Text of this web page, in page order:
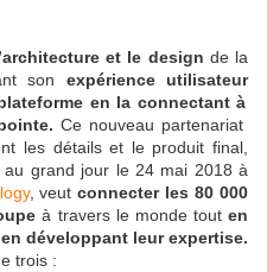
et le design de la
son expérience utilisateur
en la connectant à
Ce nouveau partenariat
les détails et le produit final,
au grand jour le 24 mai 2018 à
, veutconnecter les 80 000
à travers le monde touten
développant leur expertise.
trois :